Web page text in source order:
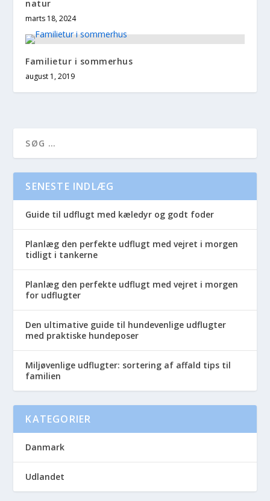
natur
marts 18, 2024
Familietur i sommerhus
august 1, 2019
SENESTE INDLÆG
Guide til udflugt med kæledyr og godt foder
Planlæg den perfekte udflugt med vejret i morgen
tidligt i tankerne
Planlæg den perfekte udflugt med vejret i morgen
for udflugter
Den ultimative guide til hundevenlige udflugter
med praktiske hundeposer
Miljøvenlige udflugter: sortering af affald tips til
familien
KATEGORIER
Danmark
Udlandet